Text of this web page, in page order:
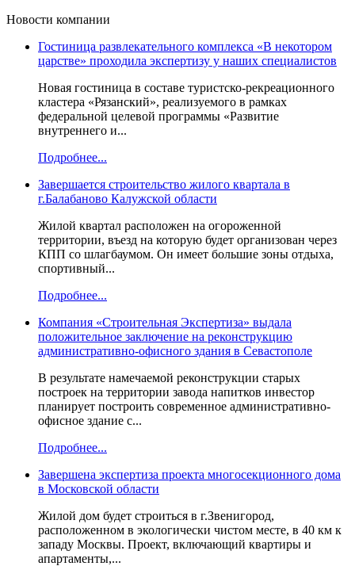
Новости компании
Гостиница развлекательного комплекса «В некотором
царстве» проходила экспертизу у наших специалистов
Новая гостиница в составе туристско-рекреационного
кластера «Рязанский», реализуемого в рамках
федеральной целевой программы «Развитие
внутреннего и...
Подробнее...
Завершается строительство жилого квартала в
г.Балабаново Калужской области
Жилой квартал расположен на огороженной
территории, въезд на которую будет организован через
КПП со шлагбаумом. Он имеет большие зоны отдыха,
спортивный...
Подробнее...
Компания «Строительная Экспертиза» выдала
положительное заключение на реконструкцию
административно-офисного здания в Севастополе
В результате намечаемой реконструкции старых
построек на территории завода напитков инвестор
планирует построить современное административно-
офисное здание с...
Подробнее...
Завершена экспертиза проекта многосекционного дома
в Московской области
Жилой дом будет строиться в г.Звенигород,
расположенном в экологически чистом месте, в 40 км к
западу Москвы. Проект, включающий квартиры и
апартаменты,...